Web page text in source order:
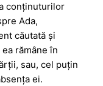
conținuturilor
Ada,
căutată și
rămâne în
sau, cel puțin
ei.